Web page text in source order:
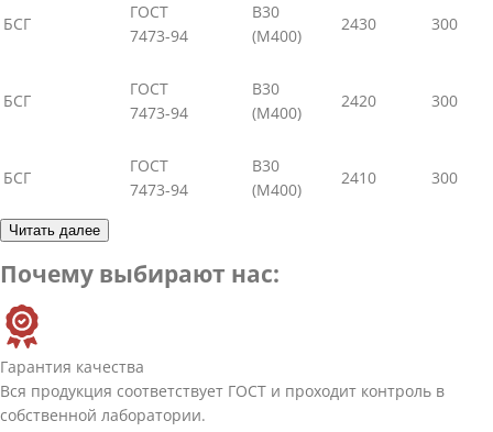
БСГ
ГОСТ
7473-94
В30
(М400)
2430 300
БСГ
ГОСТ
7473-94
В30
(М400)
2420 300
БСГ
ГОСТ
7473-94
В30
(М400)
2410 300
Читать далее
Почему выбирают нас:
Гарантия качества
Вся продукция соответствует ГОСТ и проходит контроль в
собственной лаборатории.